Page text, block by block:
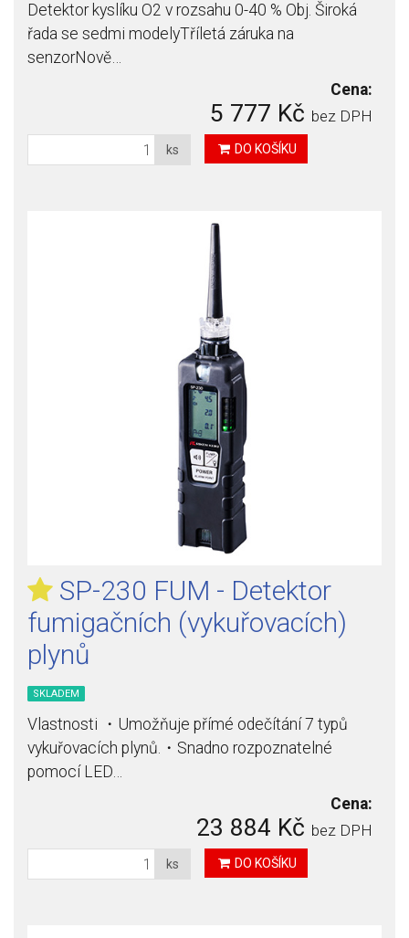
Detektor kyslíku O2 v rozsahu 0-40 % Obj. Široká
řada se sedmi modelyTříletá záruka na
senzorNově…
Cena:
5 777 Kč bez DPH
ks DO KOŠÍKU
SP-230 FUM - Detektor
fumigačních (vykuřovacích)
plynů
SKLADEM
Vlastnosti ・Umožňuje přímé odečítání 7 typů
vykuřovacích plynů.・Snadno rozpoznatelné
pomocí LED…
Cena:
23 884 Kč bez DPH
ks DO KOŠÍKU